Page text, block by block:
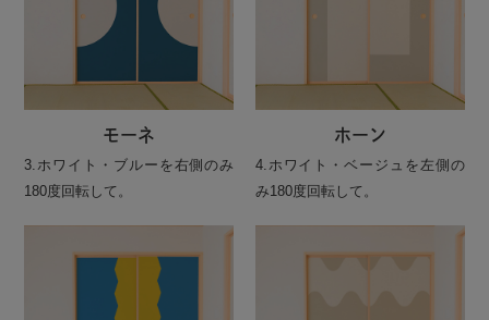
モーネ
3.ホワイト・ブルーを右側のみ
180度回転して。
ホーン
4.ホワイト・ベージュを左側の
み180度回転して。